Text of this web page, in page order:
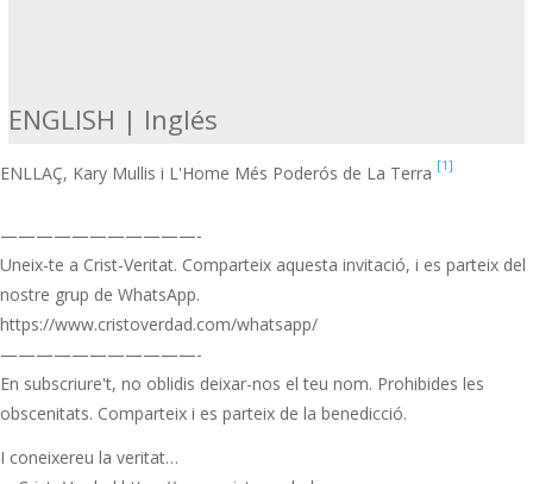
ENGLISH | Inglés
ENLLAÇ, Kary Mullis i L'Home Més Poderós de La Terra [1]
———————————-
Uneix-te a Crist-Veritat. Comparteix aquesta invitació, i es parteix del
nostre grup de WhatsApp.
https://www.cristoverdad.com/whatsapp/
———————————-
En subscriure't, no oblidis deixar-nos el teu nom. Prohibides les
obscenitats. Comparteix i es parteix de la benedicció.
I coneixereu la veritat…